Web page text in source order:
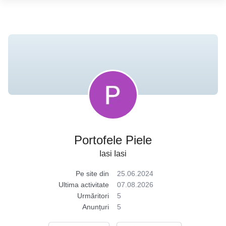
Portofele Piele
Iasi Iasi
Pe site din
25.06.2024
Ultima activitate
07.08.2026
Urmăritori
5
Anunțuri
5